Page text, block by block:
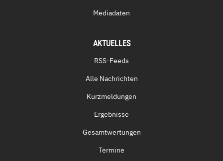
Mediadaten
AKTUELLES
RSS-Feeds
Alle Nachrichten
Kurzmeldungen
Ergebnisse
Gesamtwertungen
Termine